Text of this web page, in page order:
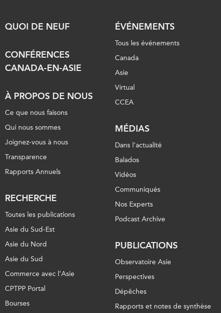
QUOI DE NEUF
CONFÉRENCES
CANADA-EN-ASIE
À PROPOS DE NOUS
Ce que nous faisons
Qui nous sommes
Joignez-vous à nous
Transparence
Rapports Annuels
RECHERCHE
Toutes les publications
Asie du Sud-Est
Asie du Nord
Asie du Sud
Commerce avec l’Asie
CPTPP Portal
Bourses
ÉVÉNEMENTS
Tous les événements
Canada
Asie
Virtual
CCEA
MÉDIAS
Dans l'actualité
Balados
Vidéos
Communiqués
Nos Experts
Podcast Archive
PUBLICATIONS
Observatoire Asie
Perspectives
Dépêches
Rapports et notes de synthèse